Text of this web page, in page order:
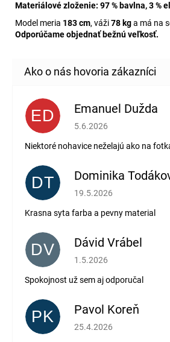
Materiálové zloženie: 97 % bavlna, 3 %
Model meria 183 cm, váži78 kga má na
Odporúčame objednať bežnú veľkosť.
ED Emanuel Dužda
Hodnotenie obchodu je 2
5.6.2026
Niektoré nohavice neželajú ako na
DT Dominika
Hodnotenie obchodu je 5
19.5.2026
Krasna syta farba a pevny material
DV Dávid Vrábel
Hodnotenie obchodu je 5
1.5.2026
Spokojnost už sem aj odporučal
PK Pavol Koreň
Hodnotenie obchodu je 5
25.4.2026